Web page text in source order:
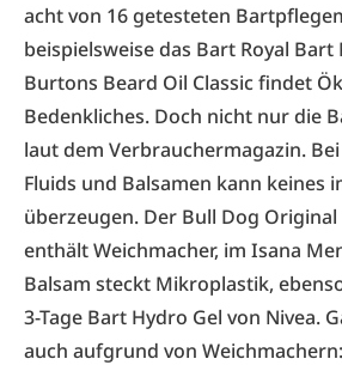
acht von 16 getesteten
beispielsweise das Bart Royal
Burtons Beard Oil Classic findet
Bedenkliches. Doch nicht nur die
laut dem Verbrauchermagazin.
Fluids und Balsamen kann keines
überzeugen. Der Bull Dog
enthält Weichmacher, im Isana
Balsam steckt Mikroplastik,
3-Tage Bart Hydro Gel von Nivea.
auch aufgrund von